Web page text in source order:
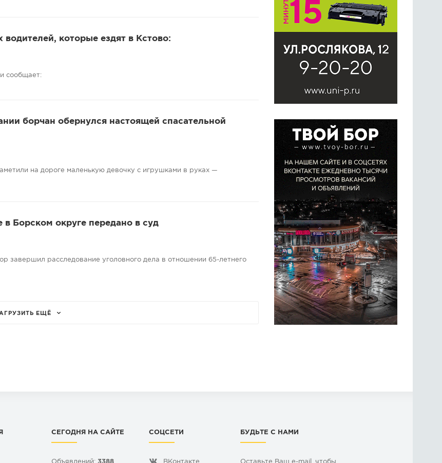
которые ездят в Кстово:
сообщает:
борчан обернулся настоящей спасательной
на дороге маленькую девочку с игрушками в руках —
Борском округе передано в суд
завершил расследование уголовного дела в отношении 65-летнего
ЕЩЁ
СЕГОДНЯ НА САЙТЕ
Объявлений: 3388
СОЦСЕТИ
ВКонтакте
БУДЬТЕ С НАМИ
Оставьте Ваш e-mail, чтобы